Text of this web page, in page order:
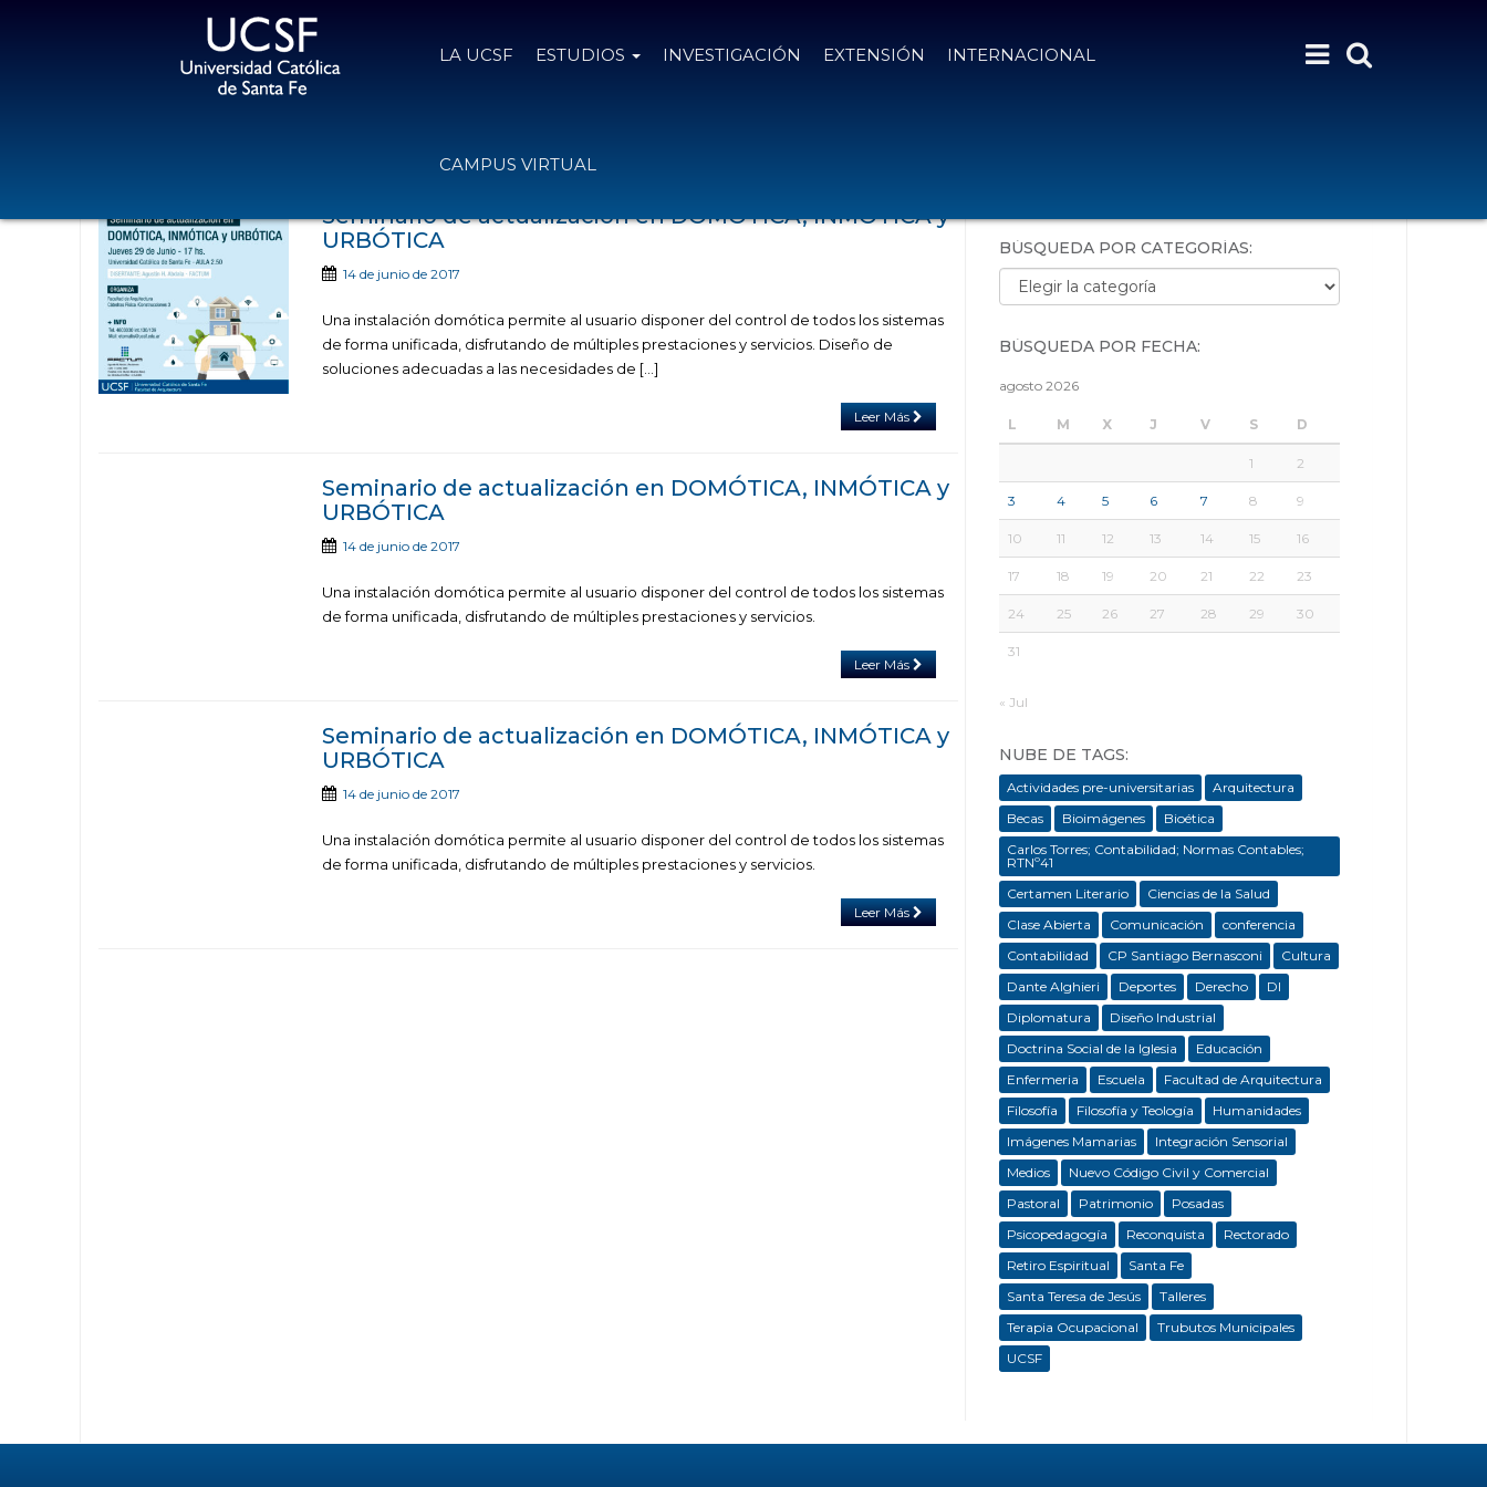
LA UCSF ESTUDIOS INVESTIGACIÓN EXTENSIÓN INTERNACIONAL
CAMPUS VIRTUAL
Seminario de actualización en DOMÓTICA, INMÓTICA y
URBÓTICA
14 de junio de 2017
Una instalación domótica permite al usuario disponer del control de todos los sistemas
de forma unificada, disfrutando de múltiples prestaciones y servicios. Diseño de
soluciones adecuadas a las necesidades de […]
Leer Más
Seminario de actualización en DOMÓTICA, INMÓTICA y
URBÓTICA
14 de junio de 2017
Una instalación domótica permite al usuario disponer del control de todos los sistemas
de forma unificada, disfrutando de múltiples prestaciones y servicios.
Leer Más
Seminario de actualización en DOMÓTICA, INMÓTICA y
URBÓTICA
14 de junio de 2017
Una instalación domótica permite al usuario disponer del control de todos los sistemas
de forma unificada, disfrutando de múltiples prestaciones y servicios.
Leer Más
BÚSQUEDA POR CATEGORÍAS:
Búsqueda por categorías:
BÚSQUEDA POR FECHA:
agosto 2026
L M X J V S D
1 2
3 4 5 6 7 8 9
10 11 12 13 14 15 16
17 18 19 20 21 22 23
24 25 26 27 28 29 30
31
« Jul
NUBE DE TAGS:
Actividades pre-universitarias
Arquitectura
Becas
Bioimágenes
Bioética
Carlos Torres; Contabilidad; Normas Contables;
RTNº41
Certamen Literario
Ciencias de la Salud
Clase Abierta
Comunicación
conferencia
Contabilidad
CP Santiago Bernasconi
Cultura
Dante Alghieri
Deportes Derecho
DI
Diplomatura
Diseño Industrial
Doctrina Social de la Iglesia
Educación
Enfermeria
Escuela
Facultad de Arquitectura
Filosofía
Filosofía y Teología
Humanidades
Imágenes Mamarias
Integración Sensorial
Medios
Nuevo Código Civil y Comercial
Pastoral
Patrimonio
Posadas
Psicopedagogía
Reconquista
Rectorado
Retiro Espiritual
Santa Fe
Santa Teresa de Jesús
Talleres
Terapia Ocupacional
Trubutos Municipales
UCSF